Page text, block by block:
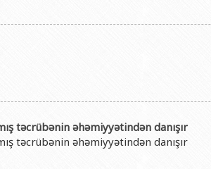
təcrübənin əhəmiyyətindən danışır
təcrübənin əhəmiyyətindən danışır